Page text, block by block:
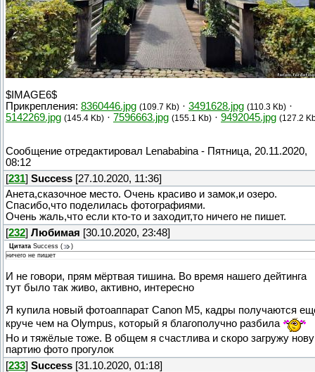
$IMAGE6$
Прикрепления: 8360446.jpg (109.7 Kb) · 3491628.jpg (110.3 Kb) ·
5142269.jpg (145.4 Kb) · 7596663.jpg (155.1 Kb) · 9492045.jpg (127.2
Сообщение отредактировал Lenababina - Пятница, 20.11.2020,
08:12
[231] Success [27.10.2020, 11:36]
Анета,сказочное место. Очень красиво и замок,и озеро.
Спасибо,что поделилась фотографиями.
Очень жаль,что если кто-то и заходит,то ничего не пишет.
[232] Любимая [30.10.2020, 23:48]
Цитата Success (
)
ничего не пишет
И не говори, прям мёртвая тишина. Во время нашего дейтинга
тут было так живо, активно, интересно
Я купила новый фотоаппарат Canon M5, кадры получаются
круче чем на Olympus, который я благополучно разбила
Но и тяжёлые тоже. В общем я счастлива и скоро загружу
партию фото прогулок
[233] Success [31.10.2020, 01:18]